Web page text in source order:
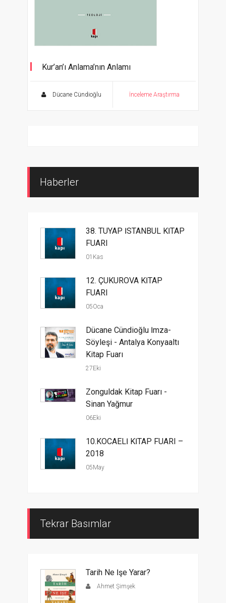
Kur’an’ı Anlama’nın Anlamı
Dücane Cündioğlu İnceleme Araştırma
Haberler
38. TÜYAP İSTANBUL KİTAP
FUARI
01Kas
12. ÇUKUROVA KİTAP
FUARI
05Oca
Dücane Cündioğlu İmza-
Söyleşi - Antalya Konyaaltı
Kitap Fuarı
27Eki
Zonguldak Kitap Fuarı -
Sinan Yağmur
06Eki
10.KOCAELİ KİTAP FUARI –
2018
05May
Tekrar Basımlar
Tarih Ne İşe Yarar?
Ahmet Şimşek